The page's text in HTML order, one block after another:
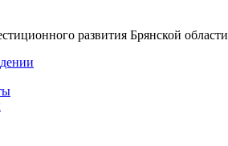
развития Брянской области